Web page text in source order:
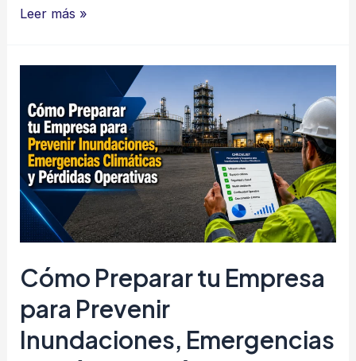
Cómo
para
Prevenir
Incendios
Forestales
Leer más »
Cómo Preparar tu Empresa
para Prevenir
Inundaciones, Emergencias